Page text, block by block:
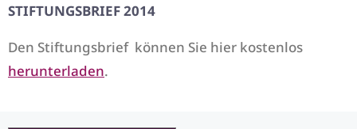
STIFTUNGSBRIEF 2014
Den Stiftungsbrief können Sie hier kostenlos
herunterladen.